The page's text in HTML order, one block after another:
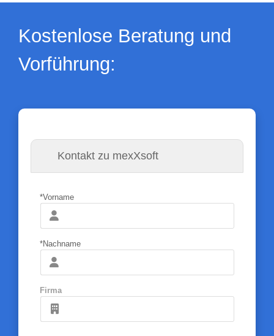
Kostenlose Beratung und
Vorführung:
Kontakt zu mexXsoft
*Vorname
*Nachname
Firma